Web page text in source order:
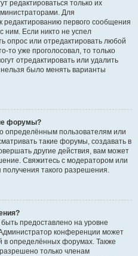
редактироваться только их
Для
редактированию первого сообщения
ним. Если никто не успел
опрос или отредактировать любой
то уже проголосовал, то только
отредактировать или удалить
было менять варианты
форумы?
определённым пользователям или
такие форумы, создавать в
другие действия, вам может
Свяжитесь с модератором или
такого разрешения.
предоставлено на уровне
конференции может
в определённых форумах. Также
только членам